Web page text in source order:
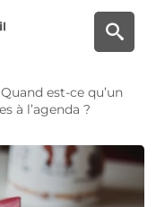
Quand est-ce qu’un
à l’agenda ?